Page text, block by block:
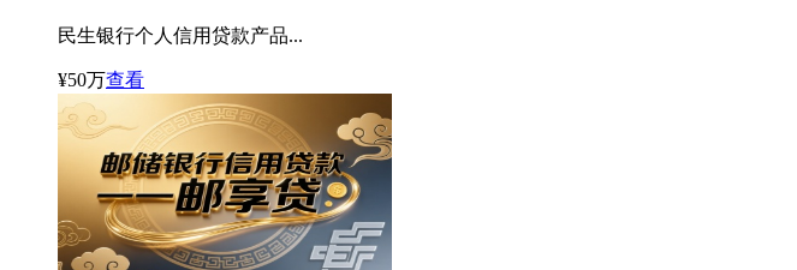
民生银行个人信用贷款产品...
¥50万查看